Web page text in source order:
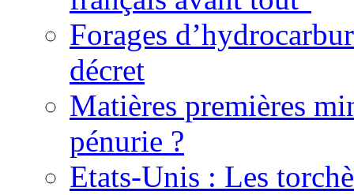
Forages
décret
Matières premières
pénurie ?
Etats-Unis : Les